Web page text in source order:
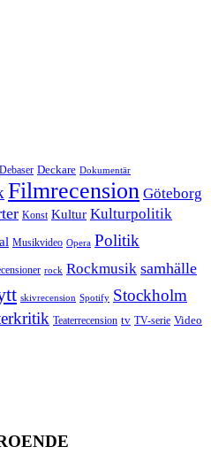
Debaser Deckare Dokumentär
Filmrecension Göteborg
Konst Kultur Kulturpolitik
Musikvideo Opera Politik
rock Rockmusik samhälle
skivrecension Spotify Stockholm
Teaterrecension tv TV-serie Video